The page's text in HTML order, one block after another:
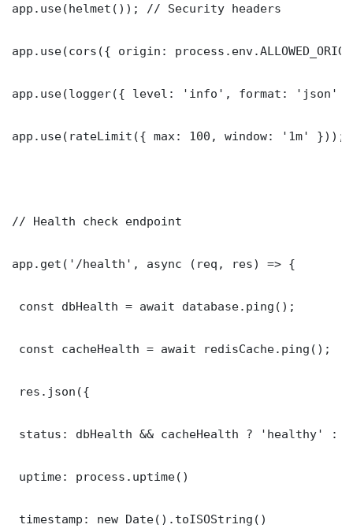
app.use(helmet()); // Security headers
app.use(cors({ origin:
app.use(logger({ level: 'info', format: 'json'
app.use(rateLimit({ max: 100, window: '1m' }));
// Health check endpoint
app.get('/health', async (req, res) => {
const dbHealth = await database.ping();
const cacheHealth = await redisCache.ping();
res.json({
status: dbHealth && cacheHealth ? 'healthy' :
uptime: process.uptime()
timestamp: new Date().toISOString()